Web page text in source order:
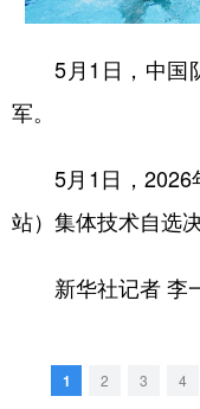
5月1日，中国
军。
5月1日，2026
站）集体技术自选
新华社记者 李
1 2 3 4